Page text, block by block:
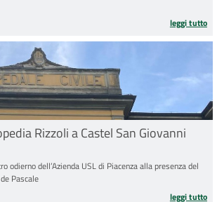
leggi tutto
Rizzoli a Castel San Giovanni
odierno dell’Azienda USL di Piacenza alla presenza del
Pascale
leggi tutto